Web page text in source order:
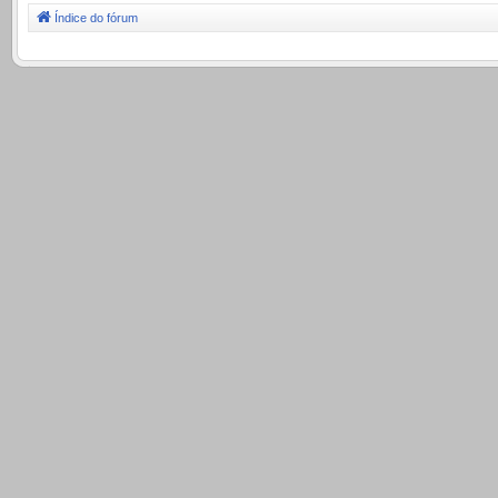
Índice do fórum
.